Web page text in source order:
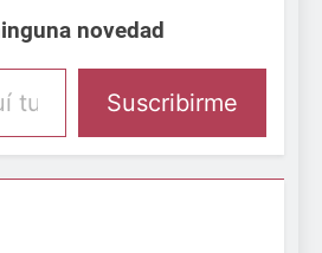
novedad
Suscribirme